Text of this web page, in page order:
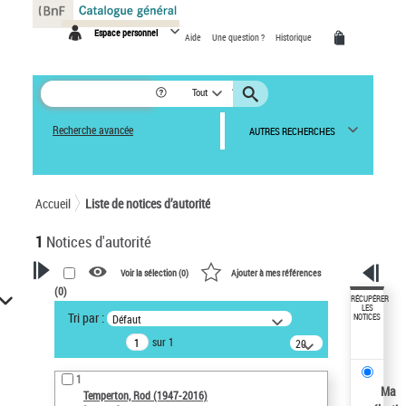
Espace personnel Aide Une question ? Historique
Tout
Recherche avancée AUTRES RECHERCHES
Accueil Liste de notices d’autorité
1 Notices d'autorité
VOTRE RECHERCHE
Recherche avancée dans les
notices d’autorité
Œuvres liées à l'auteur :
Temperton, Rod (1947-2016)
Voir la sélection (0) Ajouter à mes références
(0)
Tri par : Défaut
sur 1
20
résultats/page
1
Temperton, Rod (1947-2016)
RÉCUPÉRER
LES
NOTICES
Ma
Panneau de gestion des cookies